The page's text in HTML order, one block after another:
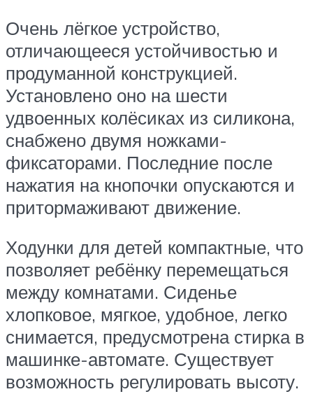
Очень лёгкое устройство,
отличающееся устойчивостью и
продуманной конструкцией.
Установлено оно на шести
удвоенных колёсиках из силикона,
снабжено двумя ножками-
фиксаторами. Последние после
нажатия на кнопочки опускаются и
притормаживают движение.
Ходунки для детей компактные, что
позволяет ребёнку перемещаться
между комнатами. Сиденье
хлопковое, мягкое, удобное, легко
снимается, предусмотрена стирка в
машинке-автомате. Существует
возможность регулировать высоту.